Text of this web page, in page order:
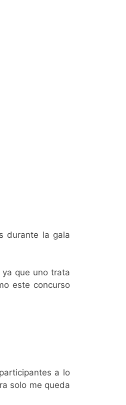
durante la gala
que uno trata
este concurso
a lo
solo me queda